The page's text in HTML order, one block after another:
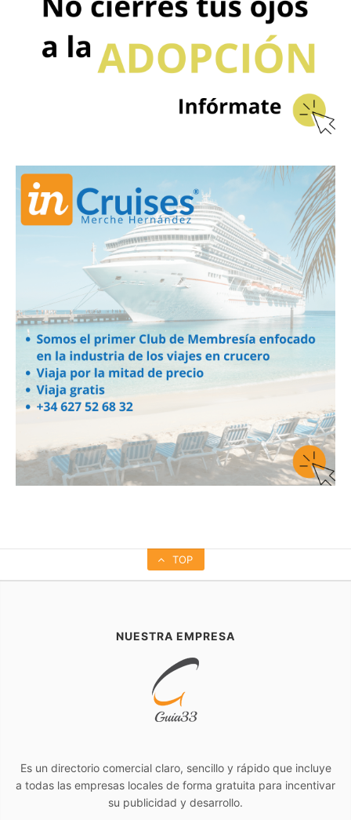
TOP
NUESTRA EMPRESA
Es un directorio comercial claro, sencillo y rápido que incluye
a todas las empresas locales de forma gratuita para incentivar
su publicidad y desarrollo.